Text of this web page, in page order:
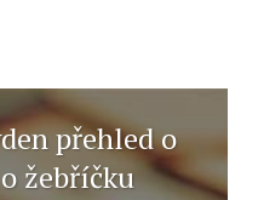
přehled o
žebříčku